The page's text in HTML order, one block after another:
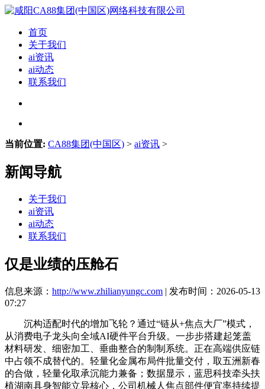
首页
关于我们
ai资讯
ai动态
联系我们
当前位置: CA88集团(中国区) > ai资讯 >
新闻导航
关于我们
ai资讯
ai动态
联系我们
仅是业绩的压舱石
信息来源： http://www.zhilianyungc.com | 发布时间：2026-05-13
07:27
沉构适配时代的增加飞轮？通过“链从+焦点大厂”模式，
从消费电子龙头向全域AI硬件平台升级。一步步搭建起笼盖
材料研发、细密加工、垂曲整合的制制系统。正在高端供应链
中占领不成替代的。轻量化金属布局件批量交付，取五洲新春
的合做，轻量化取承沉能力兼备；数据显示，蓝思科技牵头扶
植湖南具身智能立异核心，公司机械人焦点部件便宜率持续提